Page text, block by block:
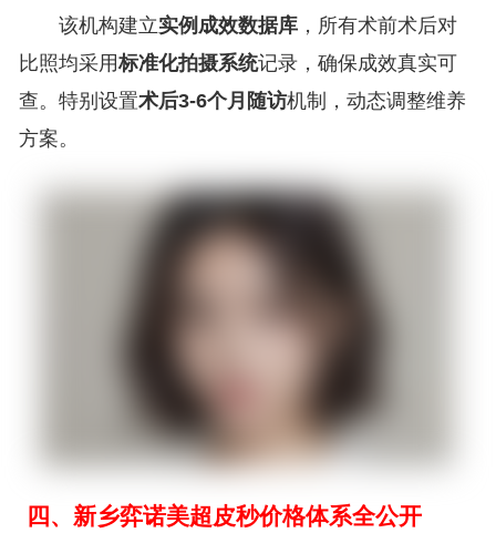
该机构建立实例成效数据库 ，所有术前术后对
比照均采用标准化拍摄系统记录，确保成效真实可
查。特别设置术后3-6个月随访机制，动态调整维养
方案。
四、新乡弈诺美超皮秒价格体系全公开